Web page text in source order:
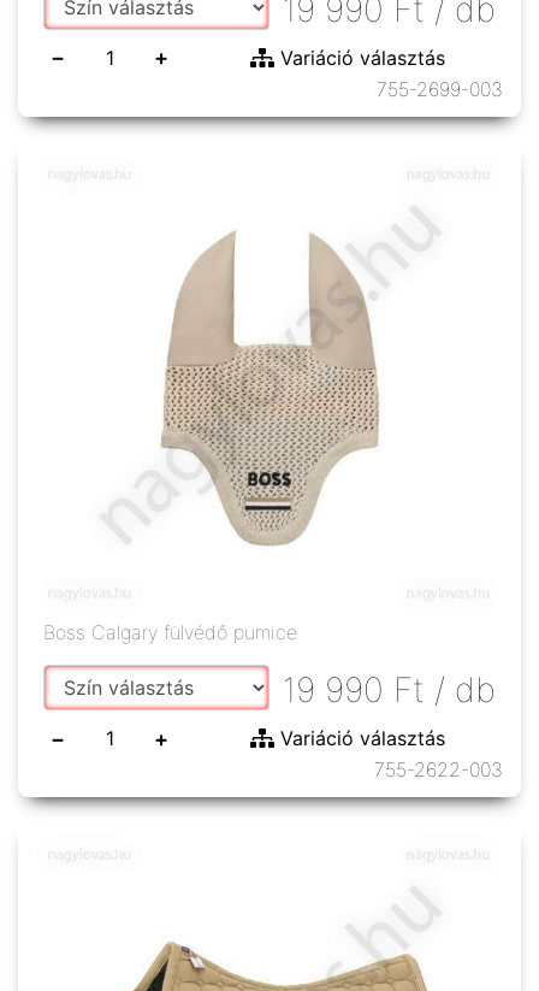
19 990 Ft / db
− +
Variáció választás
755-2699-003
Boss Calgary fülvédő pumice
19 990 Ft / db
− +
Variáció választás
755-2622-003